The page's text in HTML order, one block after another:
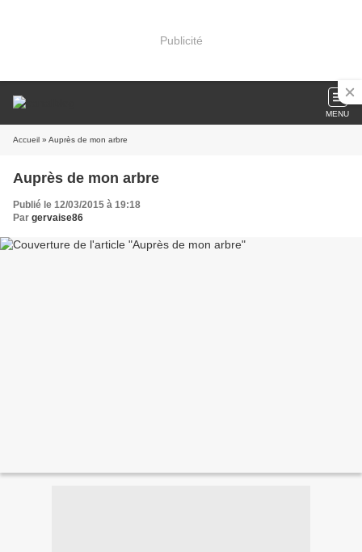
Publicité
MENU
Accueil » Auprès de mon arbre
Auprès de mon arbre
Publié le 12/03/2015 à 19:18
Par gervaise86